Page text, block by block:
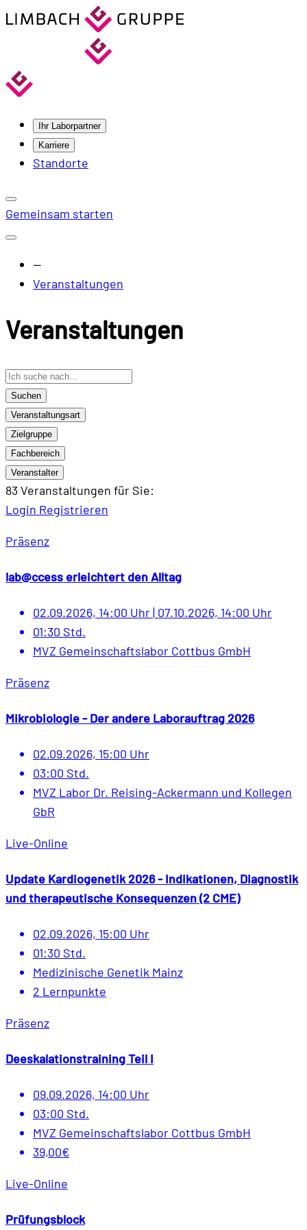
Ihr Laborpartner
Karriere
Standorte
Gemeinsam starten
—
Veranstaltungen
Veranstaltungen
Suchen
Veranstaltungsart
Zielgruppe
Fachbereich
Veranstalter
83 Veranstaltungen für Sie:
Login Registrieren
Präsenz
lab@ccess erleichtert den Alltag
02.09.2026, 14:00 Uhr| 07.10.2026, 14:00 Uhr
01:30 Std.
MVZ Gemeinschaftslabor Cottbus GmbH
Präsenz
Mikrobiologie - Der andere Laborauftrag 2026
02.09.2026, 15:00 Uhr
03:00 Std.
MVZ Labor Dr. Reising-Ackermann und Kollegen
GbR
Live-Online
Update Kardiogenetik 2026 - Indikationen, Diagnostik
und therapeutische Konsequenzen (2 CME)
02.09.2026, 15:00 Uhr
01:30 Std.
Medizinische Genetik Mainz
2 Lernpunkte
Präsenz
Deeskalationstraining Teil I
09.09.2026, 14:00 Uhr
03:00 Std.
MVZ Gemeinschaftslabor Cottbus GmbH
39,00€
Live-Online
Prüfungsblock